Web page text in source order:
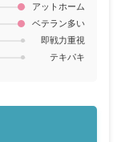
アットホーム
ベテラン多い
即戦力重視
テキパキ